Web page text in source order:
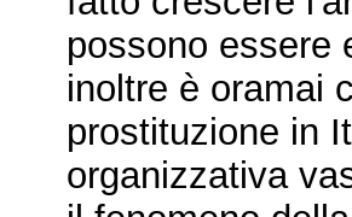
possono essere
inoltre è oramai
prostituzione in
organizzativa